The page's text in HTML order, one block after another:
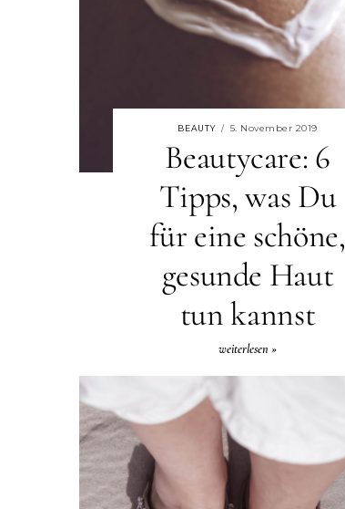
BEAUTY / 5. November 2019
Beautycare: 6
Tipps, was Du
für eine schöne,
gesunde Haut
tun kannst
weiterlesen »